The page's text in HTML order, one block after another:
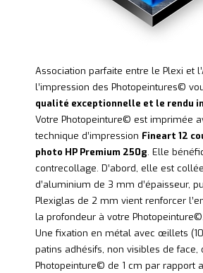
Association parfaite entre le Plexi et
l’impression des Photopeintures©
qualité exceptionnelle et le rendu
Votre Photopeinture© est imprimée
technique d’impression Fineart 12
photo HP Premium 250g. Elle
contrecollage. D’abord, elle est
d’aluminium de 3 mm d’épaisseur,
Plexiglas de 2 mm vient renforcer
la profondeur à votre Photopeinture©.
Une fixation en métal avec œillets
patins adhésifs, non visibles de face,
Photopeinture© de 1 cm par rapport